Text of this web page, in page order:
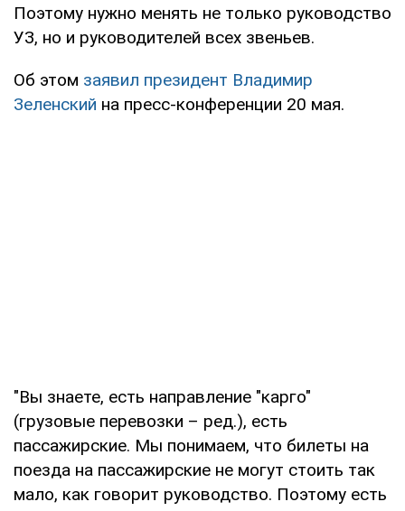
Поэтому нужно менять не только руководство
УЗ, но и руководителей всех звеньев.
Об этом заявил президент Владимир
Зеленский на пресс-конференции 20 мая.
"Вы знаете, есть направление "карго"
(грузовые перевозки – ред.), есть
пассажирские. Мы понимаем, что билеты на
поезда на пассажирские не могут стоить так
мало, как говорит руководство. Поэтому есть